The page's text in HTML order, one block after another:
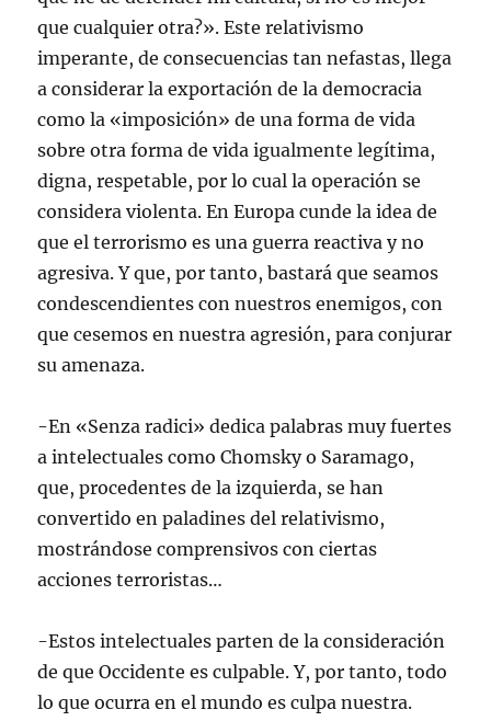
que cualquier otra?». Este relativismo
imperante, de consecuencias tan nefastas, llega
a considerar la exportación de la democracia
como la «imposición» de una forma de vida
sobre otra forma de vida igualmente legítima,
digna, respetable, por lo cual la operación se
considera violenta. En Europa cunde la idea de
que el terrorismo es una guerra reactiva y no
agresiva. Y que, por tanto, bastará que seamos
condescendientes con nuestros enemigos, con
que cesemos en nuestra agresión, para conjurar
su amenaza.
-En «Senza radici» dedica palabras muy fuertes
a intelectuales como Chomsky o Saramago,
que, procedentes de la izquierda, se han
convertido en paladines del relativismo,
mostrándose comprensivos con ciertas
acciones terroristas…
-Estos intelectuales parten de la consideración
de que Occidente es culpable. Y, por tanto, todo
lo que ocurra en el mundo es culpa nuestra.